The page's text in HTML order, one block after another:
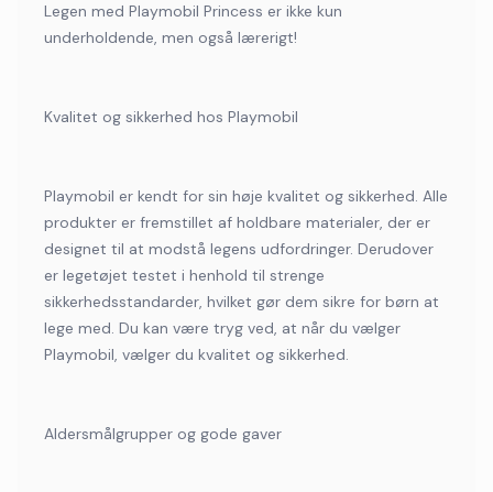
Legen med Playmobil Princess er ikke kun
underholdende, men også lærerigt!
Kvalitet og sikkerhed hos Playmobil
Playmobil er kendt for sin høje kvalitet og sikkerhed. Alle
produkter er fremstillet af holdbare materialer, der er
designet til at modstå legens udfordringer. Derudover
er legetøjet testet i henhold til strenge
sikkerhedsstandarder, hvilket gør dem sikre for børn at
lege med. Du kan være tryg ved, at når du vælger
Playmobil, vælger du kvalitet og sikkerhed.
Aldersmålgrupper og gode gaver